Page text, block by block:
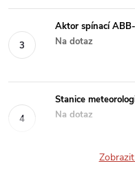
Aktor spínací
Na dotaz
Stanice
Na dotaz